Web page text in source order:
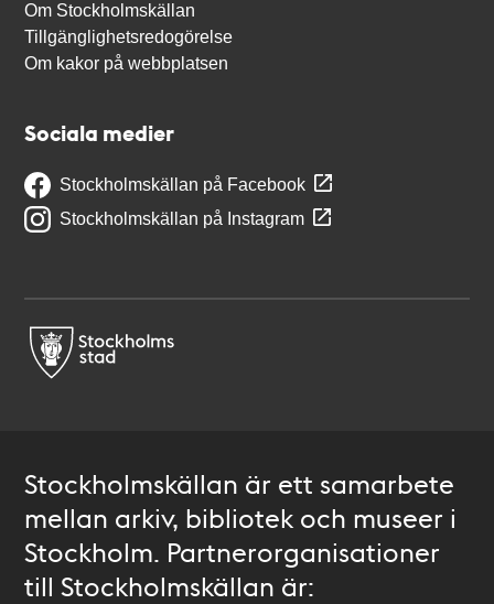
Om Stockholmskällan
Tillgänglighetsredogörelse
Om kakor på webbplatsen
Sociala medier
Stockholmskällan på Facebook
Stockholmskällan på Instagram
Stockholmskällan är ett samarbete
mellan arkiv, bibliotek och museer i
Stockholm. Partnerorganisationer
till Stockholmskällan är: